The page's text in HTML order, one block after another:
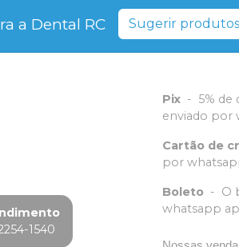
a Dental RC Sugerir produtos
1540
Pix - 5% de
enviado por
Cartão de
por
Boleto - O
whatsapp